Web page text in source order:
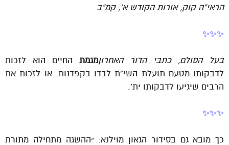
הראי”ה קוק, אורות הקודש א’, קמ”ב
✨✨✨
בעל הסולם, כתבי הדור האחרוןמגמת החיים הוא לזכות
לדבקותו מטעם תועלת השי”ת לבדו בקפדנות. או לזכות את
הרבים שיגיעו לדבקותו ית’.
✨✨✨
כך מובא גם בסידור הגאון מוילנא: ״ההשגה מתחילה מתורת